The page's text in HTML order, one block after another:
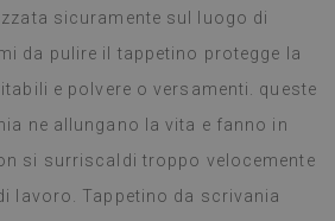
sicuramente sul luogo di
da pulire il tappetino protegge la
e polvere o versamenti. queste
ne allungano la vita e fanno in
si surriscaldi troppo velocemente
lavoro. Tappetino da scrivania